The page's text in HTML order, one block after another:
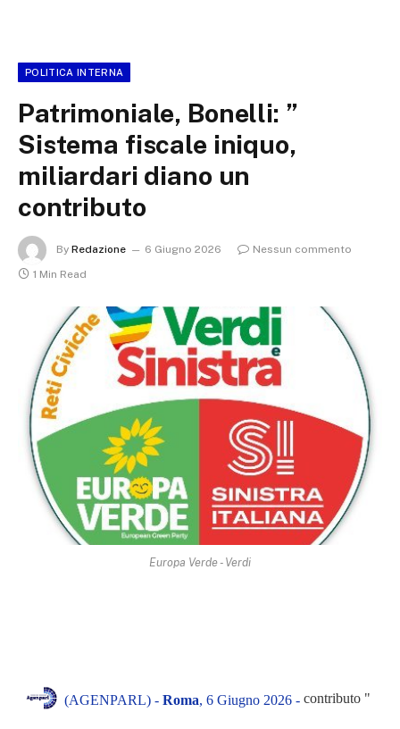
POLITICA INTERNA
Patrimoniale, Bonelli: ”
Sistema fiscale iniquo,
miliardari diano un
contributo
By Redazione 6 Giugno 2026
Nessun commento
1 Min Read
Europa Verde - Verdi
(AGENPARL) - Roma, 6 Giugno 2026 - contributo "